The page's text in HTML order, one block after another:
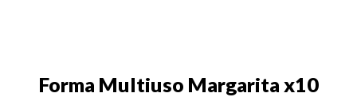
Forma Multiuso Margarita x10